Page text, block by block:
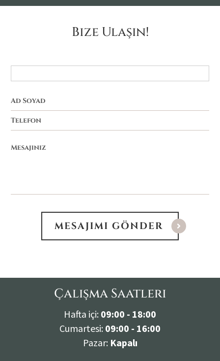
Bize Ulaşın!
Çalışma Saatleri
Hafta içi: 09:00 - 18:00
Cumartesi: 09:00 - 16:00
Pazar: Kapalı